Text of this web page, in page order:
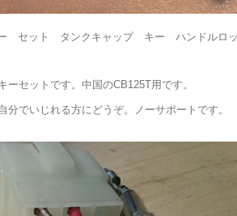
セット タンクキャップ キー ハンドルロッ
ーセットです。中国のCB125T用です。
分でいじれる方にどうぞ。ノーサポートです。